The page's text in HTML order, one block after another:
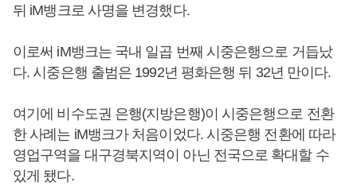
뒤 iM뱅크로 사명을 변경했다.
이로써 iM뱅크는 국내 일곱 번째 시중은행으로 거듭났
다. 시중은행 출범은 1992년 평화은행 뒤 32년 만이다.
여기에 비수도권 은행(지방은행)이 시중은행으로 전환
한 사례는 iM뱅크가 처음이었다. 시중은행 전환에 따라
영업구역을 대구경북지역이 아닌 전국으로 확대할 수
있게 됐다.